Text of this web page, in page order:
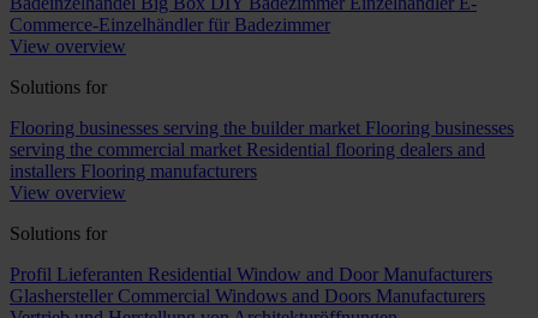
Commerce-Einzelhändler für Badezimmer
View overview
Solutions for
Flooring businesses serving the builder market Flooring businesses
serving the commercial market Residential flooring dealers and
installers Flooring manufacturers
View overview
Solutions for
Profil Lieferanten Residential Window and Door Manufacturers
Glashersteller Commercial Windows and Doors Manufacturers